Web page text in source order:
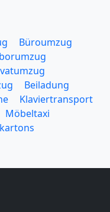
Büroumzug
Beiladung
Klaviertransport
Möbeltaxi